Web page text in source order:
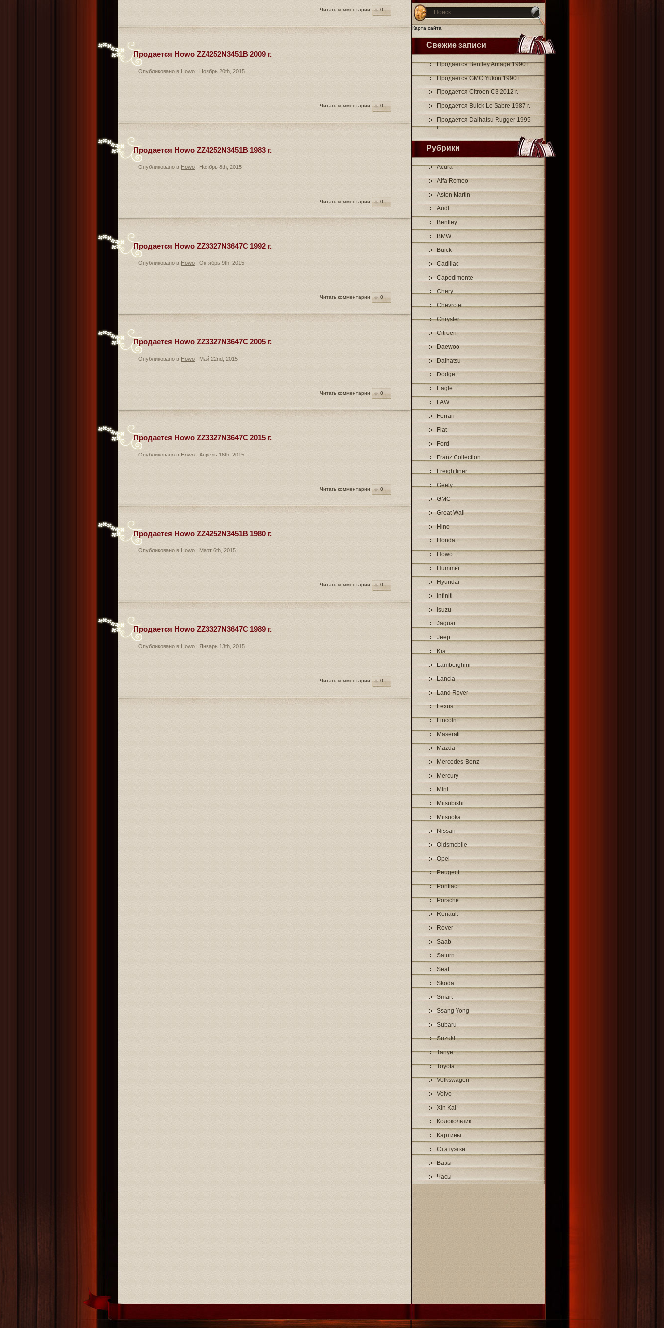
Карта сайта
Свежие записи
Продается Bentley Arnage 1990 г.
Продается GMC Yukon 1990 г.
Продается Citroen C3 2012 г.
Продается Buick Le Sabre 1987 г.
Продается Daihatsu Rugger 1995
г.
Рубрики
Acura
Alfa Romeo
Aston Martin
Audi
Bentley
BMW
Buick
Cadillac
Capodimonte
Chery
Chevrolet
Chrysler
Citroen
Daewoo
Daihatsu
Dodge
Eagle
FAW
Ferrari
Fiat
Ford
Franz Collection
Freightliner
Geely
GMC
Great Wall
Hino
Honda
Howo
Hummer
Hyundai
Infiniti
Isuzu
Jaguar
Jeep
Kia
Lamborghini
Lancia
Land Rover
Lexus
Lincoln
Maserati
Mazda
Mercedes-Benz
Mercury
Mini
Mitsubishi
Mitsuoka
Nissan
Oldsmobile
Opel
Peugeot
Pontiac
Porsche
Renault
Rover
Saab
Saturn
Seat
Skoda
Smart
Ssang Yong
Subaru
Suzuki
Tanye
Toyota
Volkswagen
Volvo
Xin Kai
Колокольчик
Картины
Статуэтки
Вазы
Часы
Читать комментарии 0
Продается Howo ZZ4252N3451B 2009 г.
Опубликовано в Howo | Ноябрь 20th, 2015
Читать комментарии 0
Продается Howo ZZ4252N3451B 1983 г.
Опубликовано в Howo | Ноябрь 8th, 2015
Читать комментарии 0
Продается Howo ZZ3327N3647C 1992 г.
Опубликовано в Howo | Октябрь 9th, 2015
Читать комментарии 0
Продается Howo ZZ3327N3647C 2005 г.
Опубликовано в Howo | Май 22nd, 2015
Читать комментарии 0
Продается Howo ZZ3327N3647C 2015 г.
Опубликовано в Howo| Апрель 16th, 2015
Читать комментарии 0
Продается Howo ZZ4252N3451B 1980 г.
Опубликовано в Howo | Март 6th, 2015
Читать комментарии 0
Продается Howo ZZ3327N3647C 1989 г.
Опубликовано в Howo | Январь 13th, 2015
Читать комментарии 0